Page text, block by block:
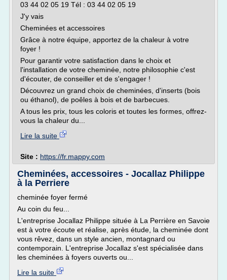
03 44 02 05 19 Tél : 03 44 02 05 19
J'y vais
Cheminées et accessoires
Grâce à notre équipe, apportez de la chaleur à votre
foyer !
Pour garantir votre satisfaction dans le choix et
l'installation de votre cheminée, notre philosophie c'est
d'écouter, de conseiller et de s'engager !
Découvrez un grand choix de cheminées, d'inserts (bois
ou éthanol), de poêles à bois et de barbecues.
A tous les prix, tous les coloris et toutes les formes, offrez-
vous la chaleur du...
Lire la suite
Site : https://fr.mappy.com
Cheminées, accessoires - Jocallaz Philippe
à la Perriere
cheminée foyer fermé
Au coin du feu...
L'entreprise Jocallaz Philippe située à La Perrière en Savoie
est à votre écoute et réalise, après étude, la cheminée dont
vous rêvez, dans un style ancien, montagnard ou
contemporain. L'entreprise Jocallaz s'est spécialisée dans
les cheminées à foyers ouverts ou...
Lire la suite